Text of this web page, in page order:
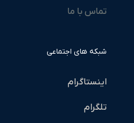
تماس با ما
شبکه های اجتماعی
اینستاگرام
تلگرام